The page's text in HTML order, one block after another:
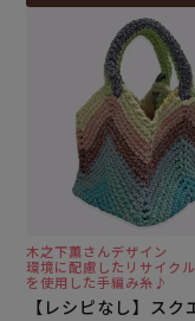
木之下薫さんデザイン
環境に配慮したリサイク
を使用した手編み糸♪
【レシピなし】スク